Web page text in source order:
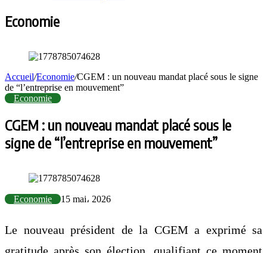
Economie
Accueil/Economie/CGEM : un nouveau mandat placé sous le signe
de “l’entreprise en mouvement”
Economie
CGEM : un nouveau mandat placé sous le
signe de “l’entreprise en mouvement”
Economie 15 mai، 2026
Le nouveau président de la CGEM a exprimé sa
gratitude après son élection, qualifiant ce moment